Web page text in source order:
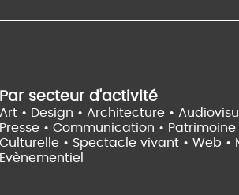
Par secteur d'activité
Art • Design • Architecture •
Presse • Communication • Patrimoine
Culturelle • Spectacle vivant • Web •
Evènementiel